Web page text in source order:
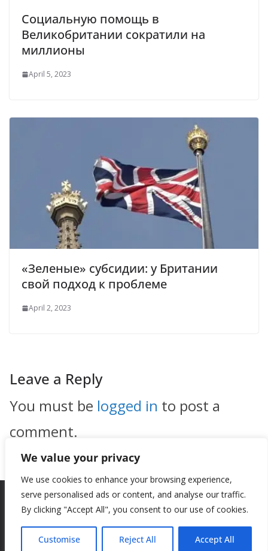
We value your privacy
We use cookies to enhance your browsing experience,
serve personalised ads or content, and analyse our traffic.
By clicking "Accept All", you consent to our use of cookies.
Customise Reject All Accept All
Социальную помощь в
Великобритании сократили на
миллионы
April 5, 2023
«Зеленые» субсидии: у Британии
свой подход к проблеме
April 2, 2023
Leave a Reply
You must be logged in to post a
comment.
Theme:ColorMag by ThemeGrill. Powered byWordPress